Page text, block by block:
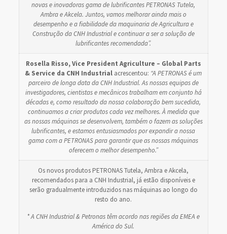
novas e inovadoras gama de lubrificantes PETRONAS Tutela,
Ambra e Akcela. Juntos, vamos melhorar ainda mais o
desempenho e a fiabilidade da maquinaria de Agricultura e
Construção da CNH Industrial e continuar a ser a solução de
lubrificantes recomendada”.
Rosella Risso, Vice President Agriculture – Global Parts
& Service da CNH Industrial acrescentou: “A PETRONAS é um
parceiro de longa data da CNH Industrial. As nossas equipas de
investigadores, cientistas e mecânicos trabalham em conjunto há
décadas e, como resultado da nossa colaboração bem sucedida,
continuamos a criar produtos cada vez melhores. À medida que
as nossas máquinas se desenvolvem, também o fazem as soluções
lubrificantes, e estamos entusiasmados por expandir a nossa
gama com a PETRONAS para garantir que as nossas máquinas
oferecem o melhor desempenho.”
Os novos produtos PETRONAS Tutela, Ambra e Akcela,
recomendados para a CNH Industrial, já estão disponíveis e
serão gradualmente introduzidos nas máquinas ao longo do
resto do ano.
* A CNH Industrial & Petronas têm acordo nas regiões da EMEA e
América do Sul.